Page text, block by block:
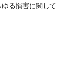
る損害に関して